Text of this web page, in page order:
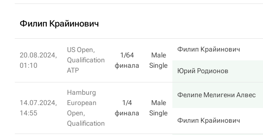
Филип Крайинович
20.08.2024,
01:10
US Open,
Qualification
ATP
1/64
финала
Male
Single
Филип Крайинович
Юрий Родионов
14.07.2024,
14:55
Hamburg
European
Open,
Qualification
1/4
финала
Male
Single
Фелипе Мелигени Алвес
Филип Крайинович